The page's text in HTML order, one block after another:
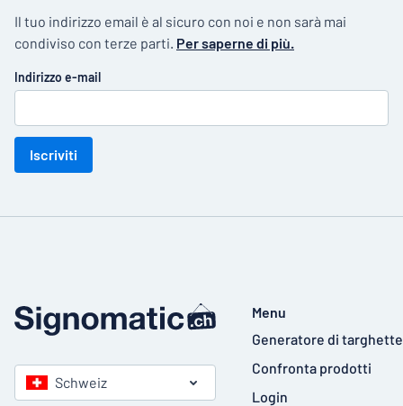
Il tuo indirizzo email è al sicuro con noi e non sarà mai
condiviso con terze parti. Per saperne di più.
Indirizzo e-mail
Iscriviti
Schweiz
Menu
Generatore di targhette
Confronta prodotti
Login